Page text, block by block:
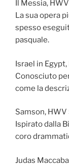
Il Messia,
La sua opera
spesso
pasquale.
Israel in
Conosciuto
come la
Samson, HWV
Ispirato dalla
coro
Judas